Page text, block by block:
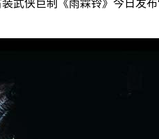
武侠巨制《雨霖铃》今日发